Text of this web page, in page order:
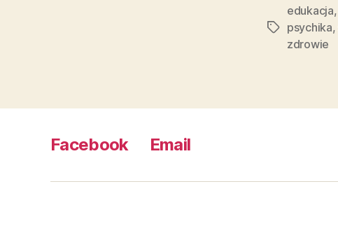
Tagi
edukacja,
psychika,
zdrowie
Facebook Email